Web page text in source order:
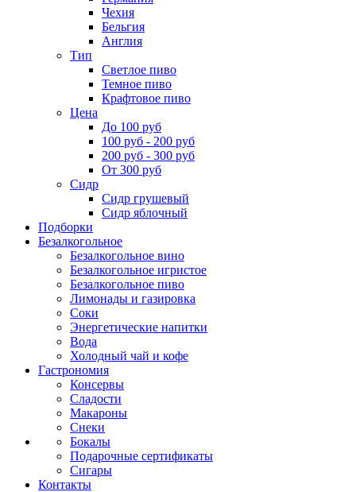
Чехия
Бельгия
Англия
Тип
Светлое пиво
Темное пиво
Крафтовое пиво
Цена
До 100 руб
100 руб - 200 руб
200 руб - 300 руб
От 300 руб
Сидр
Сидр грушевый
Сидр яблочный
Подборки
Безалкогольное
Безалкогольное вино
Безалкогольное игристое
Безалкогольное пиво
Лимонады и газировка
Соки
Энергетические напитки
Вода
Холодный чай и кофе
Гастрономия
Консервы
Сладости
Макароны
Снеки
Бокалы
Подарочные сертификаты
Сигары
Контакты